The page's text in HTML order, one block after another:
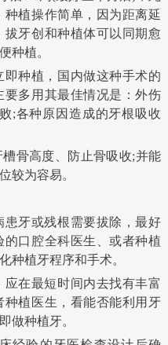
植操作简单，因为距离延
牙创和种植体可以同期愈
种植。
种植，国内做这种手术的
要多用其最佳情况是：外伤
;各种原因造成的牙根吸收
骨高度、防止骨吸收;并能
较为容易。
牙或残根需要拔除，最好
口腔全科医生、或者种植
种植牙程序和手术。
最短时间内去找有丰富
植医生，看能否能利用牙
做种植牙。